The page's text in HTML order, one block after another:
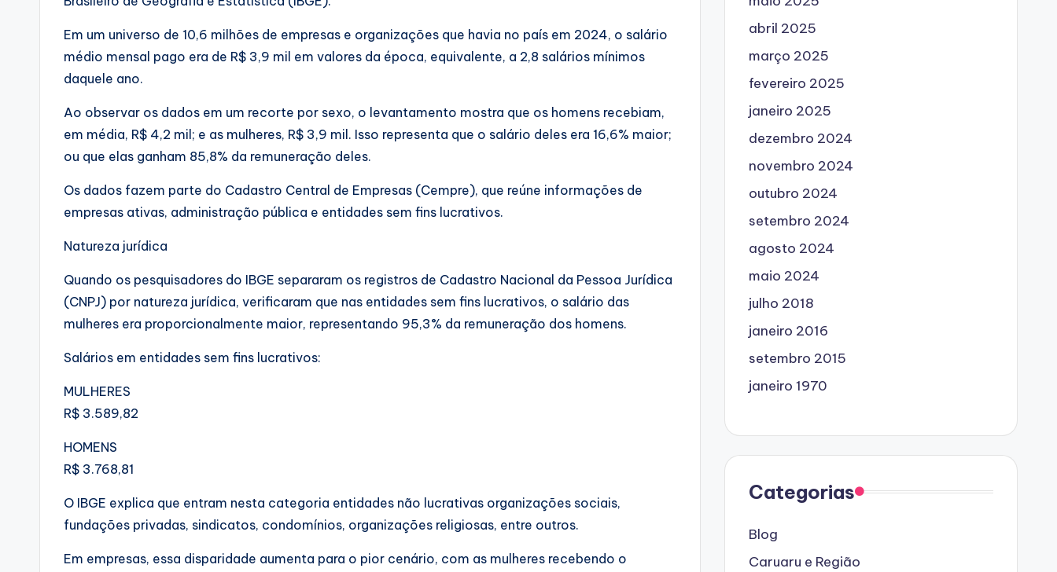
Em um universo de 10,6 milhões de empresas e organizações que havia no país em 2024, o salário
médio mensal pago era de R$ 3,9 mil em valores da época, equivalente, a 2,8 salários mínimos
daquele ano.
Ao observar os dados em um recorte por sexo, o levantamento mostra que os homens recebiam,
em média, R$ 4,2 mil; e as mulheres, R$ 3,9 mil. Isso representa que o salário deles era 16,6% maior;
ou que elas ganham 85,8% da remuneração deles.
Os dados fazem parte do Cadastro Central de Empresas (Cempre), que reúne informações de
empresas ativas, administração pública e entidades sem fins lucrativos.
Natureza jurídica
Quando os pesquisadores do IBGE separaram os registros de Cadastro Nacional da Pessoa Jurídica
(CNPJ) por natureza jurídica, verificaram que nas entidades sem fins lucrativos, o salário das
mulheres era proporcionalmente maior, representando 95,3% da remuneração dos homens.
Salários em entidades sem fins lucrativos:
MULHERES
R$ 3.589,82
HOMENS
R$ 3.768,81
O IBGE explica que entram nesta categoria entidades não lucrativas organizações sociais,
fundações privadas, sindicatos, condomínios, organizações religiosas, entre outros.
Em empresas, essa disparidade aumenta para o pior cenário, com as mulheres recebendo o
abril 2025
março 2025
fevereiro 2025
janeiro 2025
dezembro 2024
novembro 2024
outubro 2024
setembro 2024
agosto 2024
maio 2024
julho 2018
janeiro 2016
setembro 2015
janeiro 1970
Categorias
Blog
Caruaru e Região